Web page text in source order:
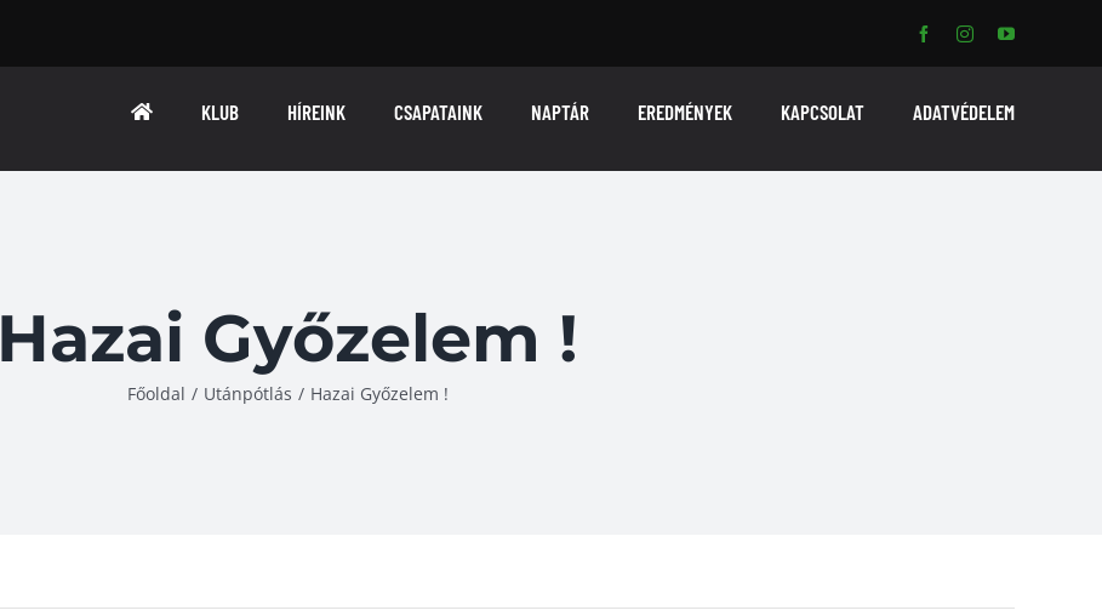
KLUB HÍREINK CSAPATAINK NAPTÁR EREDMÉNYEK KAPCSOLAT ADATVÉDELEM
Hazai Győzelem !
Főoldal / Utánpótlás / Hazai Győzelem !